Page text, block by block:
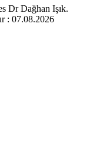
Dr Dağhan Işık.
: 07.08.2026